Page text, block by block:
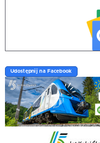
Udostępnij na Facebook